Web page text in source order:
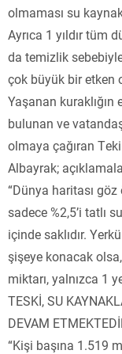
olmaması su
Ayrıca 1 yıldır tüm
da temizlik
çok büyük bir etken
Yaşanan
bulunan ve
olmaya çağıran
Albayrak;
“Dünya haritası
sadece %2,5’i tatlı
içinde saklıdır.
şişeye konacak
miktarı, yalnızca 1
TESKİ, SU
DEVAM
“Kişi başına 1.519